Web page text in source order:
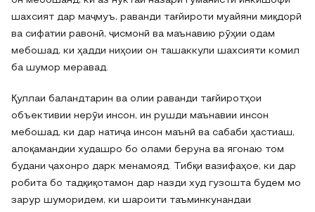
шахсият дар маҷмуъ, раванди тағйироти муайяни миқдорӣ
ва сифатии равонӣ, ҷисмонӣ ва маънавию рӯҳии одам
мебошад, ки ҳадди ниҳоии он ташаккули шахсияти комил
ба шумор меравад.
Қуллаи баландтарин ва олии раванди тағйиротҳои
объективии нерӯи инсон, ин рушди маънавии инсон
мебошад, ки дар натиҷа инсон маънӣ ва сабаби ҳастиаш,
алоқамандии худашро бо олами беруна ва ягонаю том
будани ҷахонро дарк менамояд. Тибқи вазифаҳое, ки дар
робита бо тадқиқотамон дар назди худ гузошта будем мо
зарур шуморидем, ки шароити таъминкунандаи